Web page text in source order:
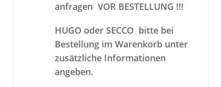
anfragen VOR BESTELLUNG !!!
HUGO oder SECCO bitte bei
Bestellung im Warenkorb unter
zusätzliche Informationen
angeben.